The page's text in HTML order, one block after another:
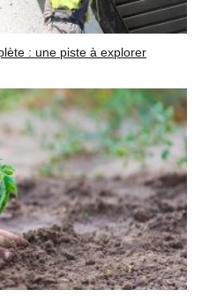
: une piste à explorer